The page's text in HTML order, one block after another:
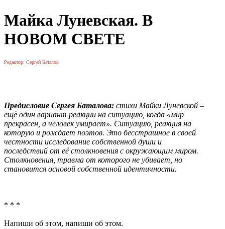
Майка Луневская. В
НОВОМ СВЕТЕ
Редактор: Сергей Баталов
Предисловие Сергея Баталова: стихи Майки Луневской –
ещё один вариант реакции на ситуацию, когда «мир
прекрасен, а человек умирает». Ситуацию, реакция на
которую и рождает поэтов. Это бесстрашное в своей
честности исследование собственной души и
последствий от её столкновения с окружающим миром.
Столкновения, травма от которого не убивает, но
становится основой собственной идентичности.
* * *
Напиши об этом, напиши об этом.